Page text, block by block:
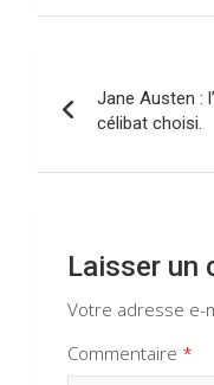
de
l’article
Jane Austen :
célibat choisi.
Laisser un
Votre adresse e-
Commentaire *